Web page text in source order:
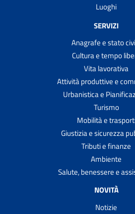
Luoghi
SERVIZI
Anagrafe e stato
Cultura e tempo
Vita lavorativa
Attività produttive e
Urbanistica e
Turismo
Mobilità e
Giustizia e sicurezza
Tributi e finanze
Ambiente
Salute, benessere e
NOVITÀ
Notizie